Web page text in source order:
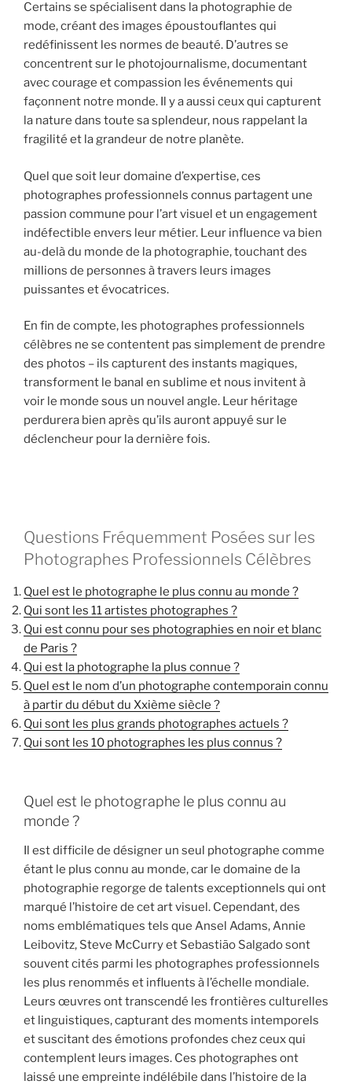
Certains se spécialisent dans la photographie de
mode, créant des images époustouflantes qui
redéfinissent les normes de beauté. D’autres se
concentrent sur le photojournalisme, documentant
avec courage et compassion les événements qui
façonnent notre monde. Il y a aussi ceux qui capturent
la nature dans toute sa splendeur, nous rappelant la
fragilité et la grandeur de notre planète.
Quel que soit leur domaine d’expertise, ces
photographes professionnels connus partagent une
passion commune pour l’art visuel et un engagement
indéfectible envers leur métier. Leur influence va bien
au-delà du monde de la photographie, touchant des
millions de personnes à travers leurs images
puissantes et évocatrices.
En fin de compte, les photographes professionnels
célèbres ne se contentent pas simplement de prendre
des photos – ils capturent des instants magiques,
transforment le banal en sublime et nous invitent à
voir le monde sous un nouvel angle. Leur héritage
perdurera bien après qu’ils auront appuyé sur le
déclencheur pour la dernière fois.
Questions Fréquemment Posées sur les
Photographes Professionnels Célèbres
Quel est le photographe le plus connu au monde ?
Qui sont les 11 artistes photographes ?
Qui est connu pour ses photographies en noir et blanc
de Paris ?
Qui est la photographe la plus connue ?
Quel est le nom d’un photographe contemporain connu
à partir du début du Xxième siècle ?
Qui sont les plus grands photographes actuels ?
Qui sont les 10 photographes les plus connus ?
Quel est le photographe le plus connu au
monde ?
Il est difficile de désigner un seul photographe comme
étant le plus connu au monde, car le domaine de la
photographie regorge de talents exceptionnels qui ont
marqué l’histoire de cet art visuel. Cependant, des
noms emblématiques tels que Ansel Adams, Annie
Leibovitz, Steve McCurry et Sebastião Salgado sont
souvent cités parmi les photographes professionnels
les plus renommés et influents à l’échelle mondiale.
Leurs œuvres ont transcendé les frontières culturelles
et linguistiques, capturant des moments intemporels
et suscitant des émotions profondes chez ceux qui
contemplent leurs images. Ces photographes ont
laissé une empreinte indélébile dans l’histoire de la